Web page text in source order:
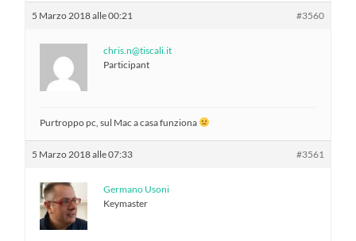
5 Marzo 2018 alle 00:21 #3560
chris.n@tiscali.it
Participant
Purtroppo pc, sul Mac a casa funziona
5 Marzo 2018 alle 07:33 #3561
Germano Usoni
Keymaster